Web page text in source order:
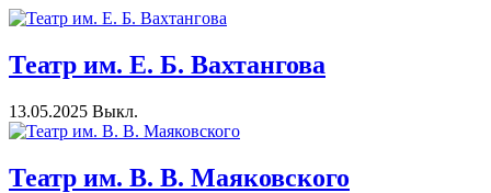
Театр им. Е. Б. Вахтангова
13.05.2025 Выкл.
Театр им. В. В. Маяковского